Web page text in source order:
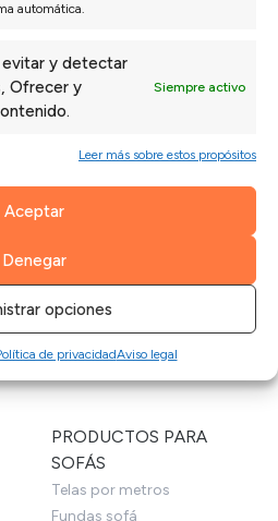
automática.
evitar y detectar
Ofrecer y
Siempre activo
Leer más sobre estos propósitos
Aceptar
Denegar
opciones
de privacidadAviso legal
Packs ahorro
Canapés y Somieres
Cabeceros de cama
Configurador dormitorio
PRODUCTOS PARA
SOFÁS
Telas por metros
Fundas sofá